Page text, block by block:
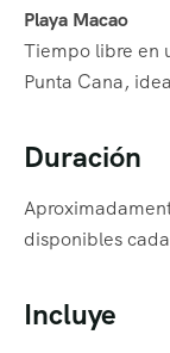
Playa Macao
Tiempo libre en
Punta Cana,
Duración
disponibles
Incluye